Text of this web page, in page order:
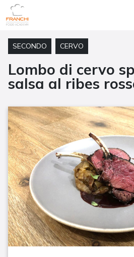
SECONDO CERVO
Lombo di cervo
salsa al ribes